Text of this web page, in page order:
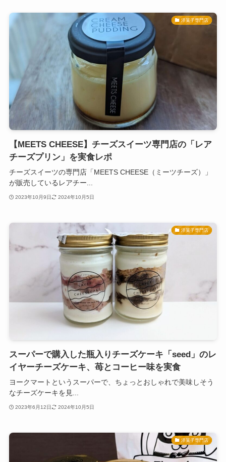
洋菓子専門店
【MEETS CHEESE】チーズスイーツ専門店の「レア
チーズプリン」を実食レポ
チーズスイーツの専門店「MEETS CHEESE（ミーツチーズ）」
が販売しているレアチー...
2023年10月9日 2024年10月5日
洋菓子専門店
スーパーで購入した瓶入りチーズケーキ「seed」のレ
イヤーチーズケーキ、苺とコーヒー味を実食
ヨークマートというスーパーで、ちょっとおしゃれで美味しそう
なチーズケーキを見...
2023年6月12日 2024年10月5日
洋菓子専門店